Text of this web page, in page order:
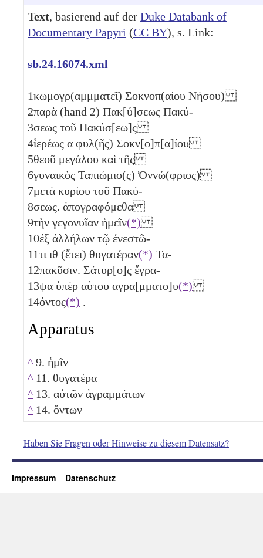
Text, basierend auf der Duke Databank of
Documentary Papyri (CC BY), s. Link:
sb.24.16074.xml
1κωμογρ(αμμματεῖ) Σοκνοπ(αίου Νήσου)
2παρὰ (hand 2) Πακ[ύ]σεως Πακύ-
3σεως τοῦ Πακύσ[εω]ς
4ἱερέως α φυλ(ῆς) Σοκν[ο]π[α]ίου
5θεοῦ μεγάλου καὶ τῆς
6γυναικὸς Ταπιώμιο(ς) Ὀννώ(φριος)
7μετὰ κυρίου τοῦ Πακύ-
8σεως. ἀπογραφόμεθα
9τὴν γεγονυῖαν ἡμεῖν(*)
10ἐξ ἀλλήλων τῷ ἐνεστῶ-
11τι ιθ (ἔτει) θυγατέραν(*) Τα-
12πακῦσιν. Σάτυρ[ο]ς ἔγρα-
13ψα ὑπὲρ αὐτου αγρα[μματο]υ(*)
14ὀντος(*) .
Apparatus
^ 9. ἡμῖν
^ 11. θυγατέρα
^ 13. αὐτῶν ἀγραμμάτων
^ 14. ὄντων
Haben Sie Fragen oder Hinweise zu diesem Datensatz?
Impressum Datenschutz